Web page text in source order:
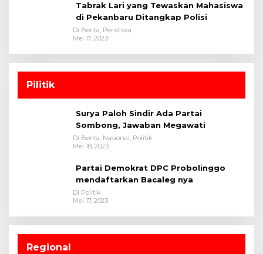
Tabrak Lari yang Tewaskan Mahasiswa
di Pekanbaru Ditangkap Polisi
Di Berita, Peristiwa
Mei 17, 2023
Pilitik
Surya Paloh Sindir Ada Partai
Sombong, Jawaban Megawati
Di Berita, Nasional, Politik
Mei 18, 2023
Partai Demokrat DPC Probolinggo
mendaftarkan Bacaleg nya
Di Politik
Mei 17, 2023
Regional